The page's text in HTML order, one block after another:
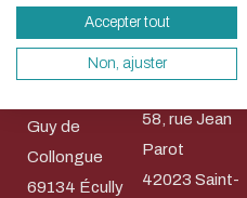
vous
sollicitera
Merci pour
Michel
Serres (Lyon-
Ecully-Lyon
Guy de
Collongue
69134 Écully
Wangari
Maathai
(Saint-
Etienne)
58, rue Jean
Parot
42023 Saint-
Accepter tout
Non, ajuster